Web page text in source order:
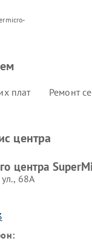
плат
Ремонт
центра
центра
68А